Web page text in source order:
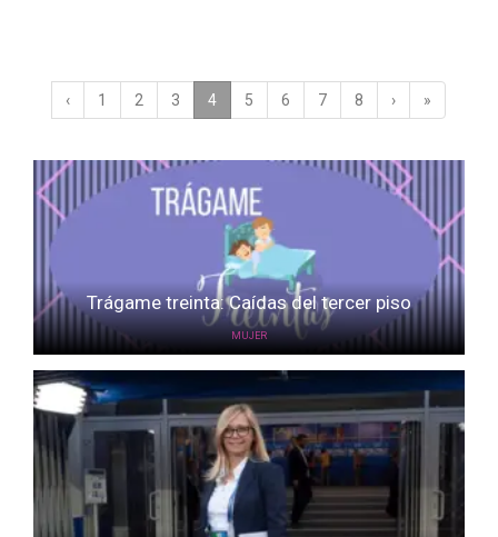
‹ 1 2 3 4 (current)
5 6 7 8 › »
Trágame treinta: Caídas del tercer piso
MUJER